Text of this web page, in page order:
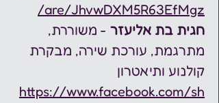
are/JhvwDXM5R63EfMgz/
חגית בת אליעזר - משוררת,
מתרגמת, עורכת שירה, מבקרת
קולנוע ותיאטרון
https://www.facebook.com/sh